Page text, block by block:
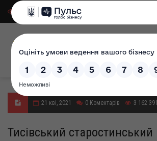
Для слабозорих|
21 кві, 2021 0 Коментарів 3 162 391
Тисівський старостинський